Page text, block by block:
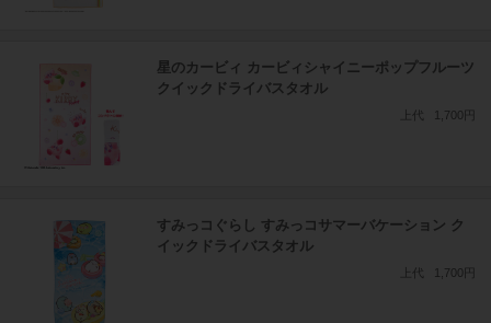
星のカービィ カービィシャイニーポップフルーツ
クイックドライバスタオル
上代 1,700円
すみっコぐらし すみっコサマーバケーション ク
イックドライバスタオル
上代 1,700円